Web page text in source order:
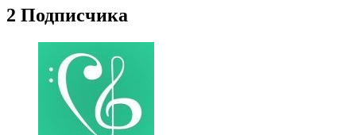
2 Подписчика